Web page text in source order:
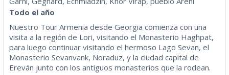
Todo el año
Nuestro Tour Armenia desde Georgia comienza con una
visita a la región de Lori, visitando el Monasterio Haghpat,
para luego continuar visitando el hermoso Lago Sevan, el
Monasterio Sevanvank, Noraduz, y la ciudad capital de
Ereván junto con los antiguos monasterios que la rodean.